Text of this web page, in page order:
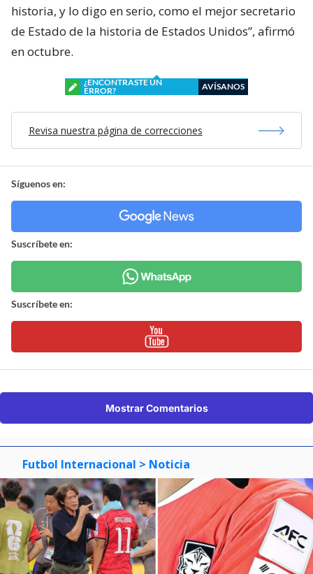
historia, y lo digo en serio, como el mejor secretario
de Estado de la historia de Estados Unidos”, afirmó
en octubre.
¿ENCONTRASTE UN
ERROR?
AVÍSANOS
Revisa nuestra página de correcciones
Síguenos en:
Suscríbete en:
Suscríbete en:
Mostrar Comentarios
Futbol Internacional > Noticia